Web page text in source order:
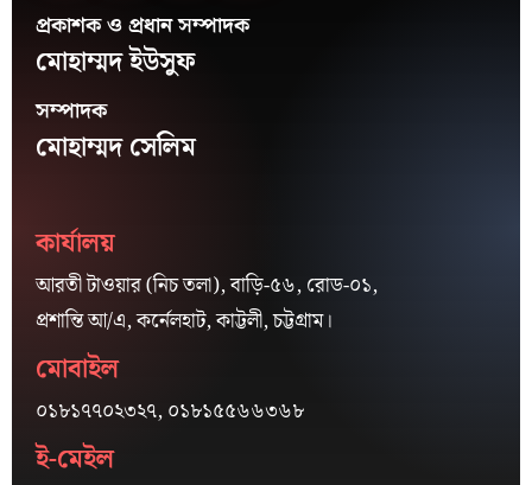
প্রকাশক ও প্রধান সম্পাদক
মোহাম্মদ ইউসুফ
সম্পাদক
মোহাম্মদ সেলিম
কার্যালয়
আরতী টাওয়ার (নিচ তলা), বাড়ি-৫৬, রোড-০১,
প্রশান্তি আ/এ, কর্নেলহাট, কাট্টলী, চট্টগ্রাম।
মোবাইল
০১৮১৭৭০২৩২৭, ০১৮১৫৫৬৬৩৬৮
ই-মেইল